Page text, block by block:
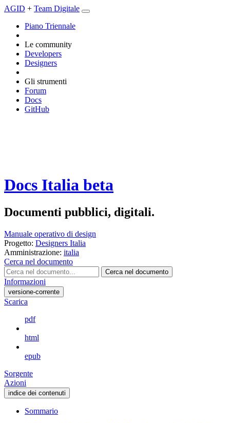
AGID + Team Digitale
Piano Triennale
Le community
Developers
Designers
Gli strumenti
Forum
Docs
GitHub
Docs Italia beta
Documenti pubblici, digitali.
Manuale operativo di design
Progetto: Designers Italia
Amministrazione: italia
Cerca nel documento
Cerca nel documento
Informazioni
versione-corrente
Scarica
pdf
html
epub
Sorgente
Azioni
indice dei contenuti
Sommario